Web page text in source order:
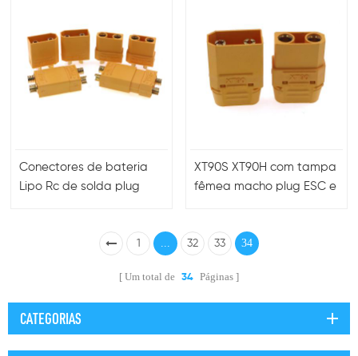
Conectores de bateria
Lipo Rc de solda plug
XT90S XT90H com tampa
fêmea macho plug ESC e
1 ... 32 33 34
Um total de 34 Páginas
CATEGORIAS